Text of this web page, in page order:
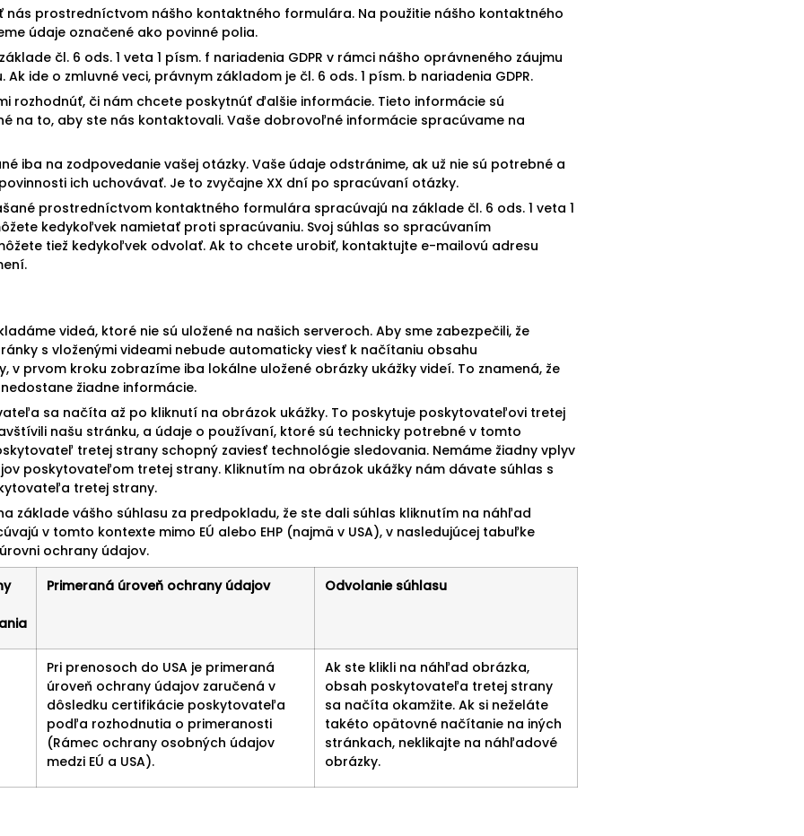
prostredníctvom nášho kontaktného formulára. Na použitie nášho kontaktného
údaje označené ako povinné polia.
čl. 6 ods. 1 veta 1 písm. f nariadenia GDPR v rámci nášho oprávneného záujmu
ide o zmluvné veci, právnym základom je čl. 6 ods. 1 písm. b nariadenia GDPR.
rozhodnúť, či nám chcete poskytnúť ďalšie informácie. Tieto informácie sú
na to, aby ste nás kontaktovali. Vaše dobrovoľné informácie spracúvame na
iba na zodpovedanie vašej otázky. Vaše údaje odstránime, ak už nie sú potrebné a
ich uchovávať. Je to zvyčajne XX dní po spracúvaní otázky.
prostredníctvom kontaktného formulára spracúvajú na základe čl. 6 ods. 1 veta 1
kedykoľvek namietať proti spracúvaniu. Svoj súhlas so spracúvaním
tiež kedykoľvek odvolať. Ak to chcete urobiť, kontaktujte e-mailovú adresu
videá, ktoré nie sú uložené na našich serveroch. Aby sme zabezpečili, že
s vloženými videami nebude automaticky viesť k načítaniu obsahu
prvom kroku zobrazíme iba lokálne uložené obrázky ukážky videí. To znamená, že
žiadne informácie.
sa načíta až po kliknutí na obrázok ukážky. To poskytuje poskytovateľovi tretej
našu stránku, a údaje o používaní, ktoré sú technicky potrebné v tomto
tretej strany schopný zaviesť technológie sledovania. Nemáme žiadny vplyv
poskytovateľom tretej strany. Kliknutím na obrázok ukážky nám dávate súhlas s
tretej strany.
základe vášho súhlasu za predpokladu, že ste dali súhlas kliknutím na náhľad
v tomto kontexte mimo EÚ alebo EHP (najmä v USA), v nasledujúcej tabuľke
ochrany údajov.
Primeraná úroveň ochrany údajov Odvolanie súhlasu
Pri prenosoch do USA je primeraná
úroveň ochrany údajov zaručená v
dôsledku certifikácie poskytovateľa
podľa rozhodnutia o primeranosti
(Rámec ochrany osobných údajov
medzi EÚ a USA).
Ak ste klikli na náhľad obrázka,
obsah poskytovateľa tretej strany
sa načíta okamžite. Ak si neželáte
takéto opätovné načítanie na iných
stránkach, neklikajte na náhľadové
obrázky.